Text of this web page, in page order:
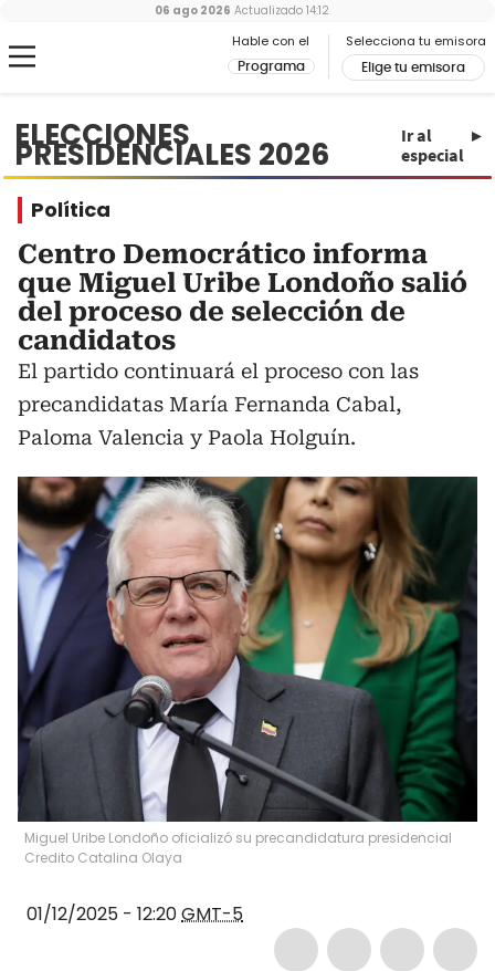
Hable con el
Programa
Selecciona tu emisora
Elige tu emisora
06 ago 2026 Actualizado 14:12
ELECCIONES
PRESIDENCIALES 2026
Ir al
especial
Política
Centro Democrático informa
que Miguel Uribe Londoño salió
del proceso de selección de
candidatos
El partido continuará el proceso con las
precandidatas María Fernanda Cabal,
Paloma Valencia y Paola Holguín.
Miguel Uribe Londoño oficializó su precandidatura presidencial
Credito Catalina Olaya
01/12/2025 - 12:20GMT-5